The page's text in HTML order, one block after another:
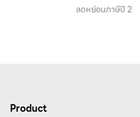
ลดหย่อนภาษีปี 2
Product